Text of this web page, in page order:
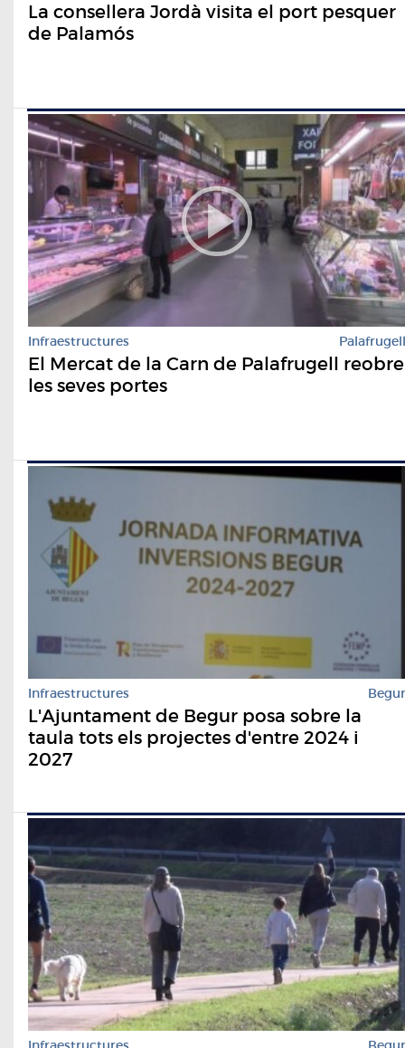
La consellera Jordà visita el port pesquer
de Palamós
Infraestructures Palafrugell
El Mercat de la Carn de Palafrugell reobre
les seves portes
Infraestructures Begur
L'Ajuntament de Begur posa sobre la
taula tots els projectes d'entre 2024 i
2027